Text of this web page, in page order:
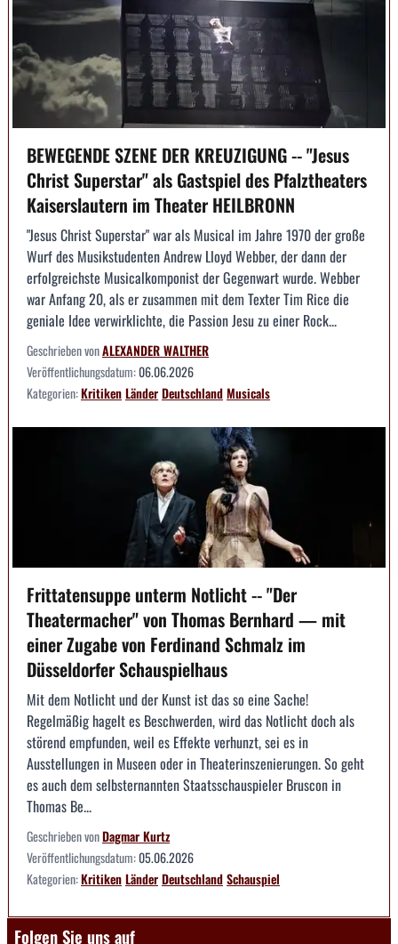
BEWEGENDE SZENE DER KREUZIGUNG -- "Jesus
Christ Superstar" als Gastspiel des Pfalztheaters
Kaiserslautern im Theater HEILBRONN
"Jesus Christ Superstar" war als Musical im Jahre 1970 der große
Wurf des Musikstudenten Andrew Lloyd Webber, der dann der
erfolgreichste Musicalkomponist der Gegenwart wurde. Webber
war Anfang 20, als er zusammen mit dem Texter Tim Rice die
geniale Idee verwirklichte, die Passion Jesu zu einer Rock...
Geschrieben vonALEXANDER WALTHER
Veröffentlichungsdatum:06.06.2026
Kategorien:KritikenLänderDeutschlandMusicals
Frittatensuppe unterm Notlicht -- "Der
Theatermacher" von Thomas Bernhard — mit
einer Zugabe von Ferdinand Schmalz im
Düsseldorfer Schauspielhaus
Mit dem Notlicht und der Kunst ist das so eine Sache!
Regelmäßig hagelt es Beschwerden, wird das Notlicht doch als
störend empfunden, weil es Effekte verhunzt, sei es in
Ausstellungen in Museen oder in Theaterinszenierungen. So geht
es auch dem selbsternannten Staatsschauspieler Bruscon in
Thomas Be...
Geschrieben vonDagmar Kurtz
Veröffentlichungsdatum:05.06.2026
Kategorien:KritikenLänderDeutschlandSchauspiel
Folgen Sie uns auf